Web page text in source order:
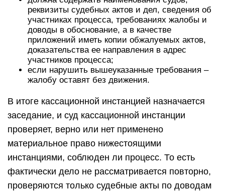
реквизиты судебных актов и дел, сведения об
участниках процесса, требованиях жалобы и
доводы в обоснование, а в качестве
приложений иметь копии обжалуемых актов,
доказательства ее направления в адрес
участников процесса;
если нарушить вышеуказанные требования –
жалобу оставят без движения.
В итоге кассационной инстанцией назначается
заседание, и суд кассационной инстанции
проверяет, верно или нет применено
материальное право нижестоящими
инстанциями, соблюден ли процесс. То есть
фактически дело не рассматривается повторно,
проверяются только судебные акты по доводам